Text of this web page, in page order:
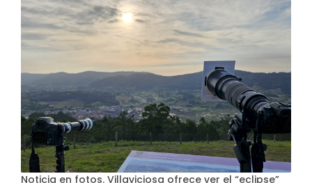
Noticia en fotos. Villaviciosa ofrece ver el “eclipse”